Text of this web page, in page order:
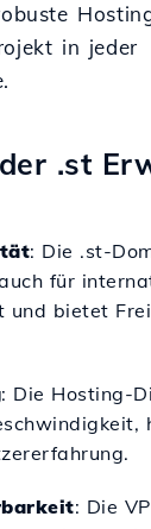
in jeder
.st
: Die .st-
für
und bietet
: Die Hosting-
: Die